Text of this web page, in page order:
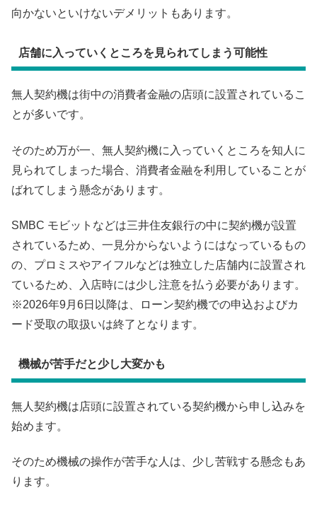
向かないといけないデメリットもあります。
店舗に入っていくところを見られてしまう可能性
無人契約機は街中の消費者金融の店頭に設置されているこ
とが多いです。
そのため万が一、無人契約機に入っていくところを知人に
見られてしまった場合、消費者金融を利用していることが
ばれてしまう懸念があります。
SMBC モビットなどは三井住友銀行の中に契約機が設置
されているため、一見分からないようにはなっているもの
の、プロミスやアイフルなどは独立した店舗内に設置され
ているため、入店時には少し注意を払う必要があります。
※2026年9月6日以降は、ローン契約機での申込およびカ
ード受取の取扱いは終了となります。
機械が苦手だと少し大変かも
無人契約機は店頭に設置されている契約機から申し込みを
始めます。
そのため機械の操作が苦手な人は、少し苦戦する懸念もあ
ります。